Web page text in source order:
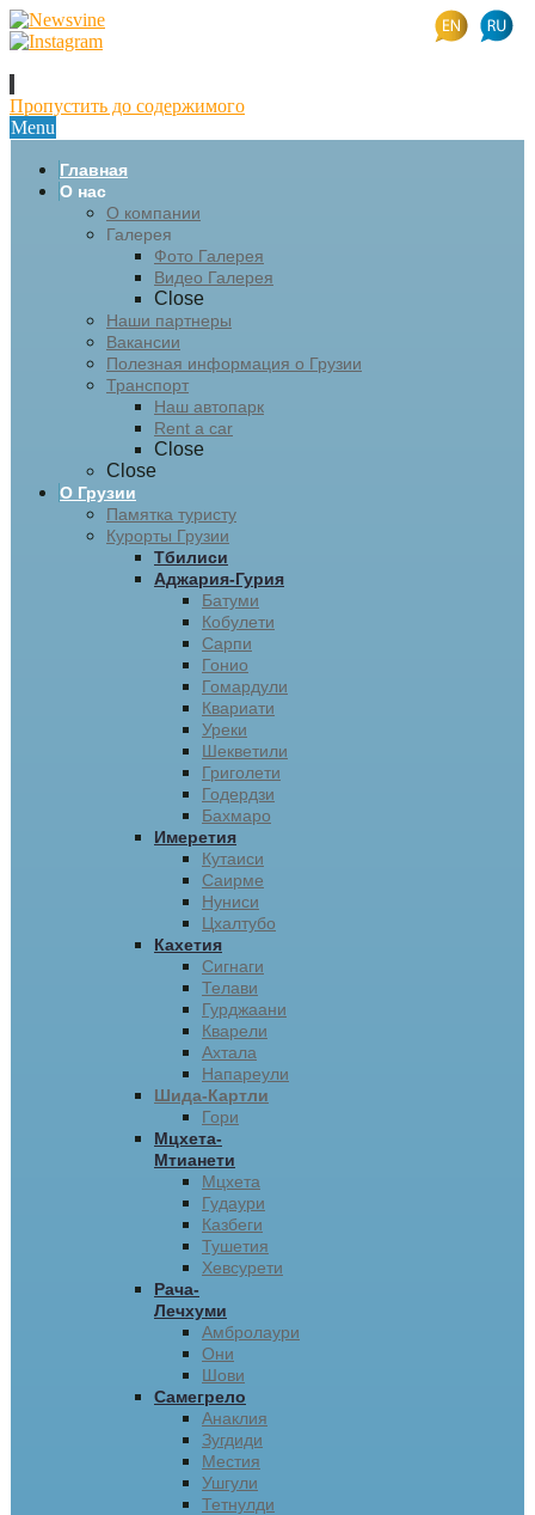
Пропустить до содержимого
Menu
Главная
О нас
О компании
Галерея
Фото Галерея
Видео Галерея
Close
Наши партнеры
Вакансии
Полезная информация о Грузии
Транспорт
Наш автопарк
Rent a car
Close
Close
О Грузии
Памятка туристу
Курорты Грузии
Тбилиси
Аджария-Гурия
Батуми
Кобулети
Сарпи
Гонио
Гомардули
Квариати
Уреки
Шекветили
Григолети
Годердзи
Бахмаро
Имеретия
Кутаиси
Саирме
Нуниси
Цхалтубо
Кахетия
Сигнаги
Телави
Гурджаани
Кварели
Ахтала
Напареули
Шида-Картли
Гори
Мцхета-
Мтианети
Мцхета
Гудаури
Казбеги
Тушетия
Хевсурети
Рача-
Лечхуми
Амбролаури
Они
Шови
Самегрело
Анаклия
Зугдиди
Местия
Ушгули
Тетнулди